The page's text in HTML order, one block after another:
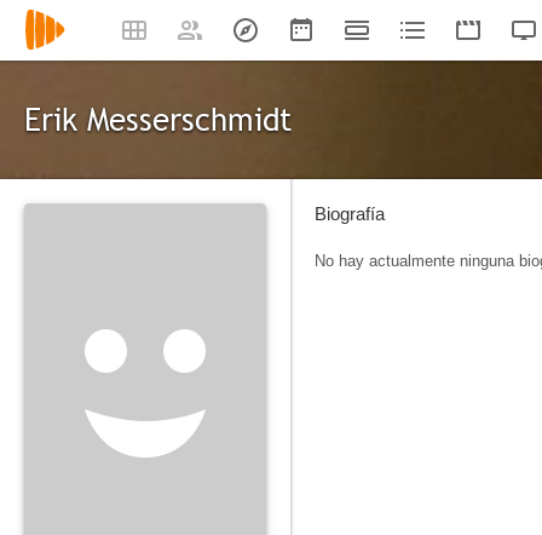
Erik Messerschmidt
Biografía
No hay actualmente ninguna